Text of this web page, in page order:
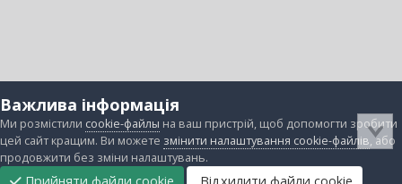
Важлива інформація
Ми розмістили cookie-файлы на ваш пристрій, щоб допомогти зробити
цей сайт кращим. Ви можете змінити налаштування cookie-файлів, або
продовжити без зміни налаштувань.